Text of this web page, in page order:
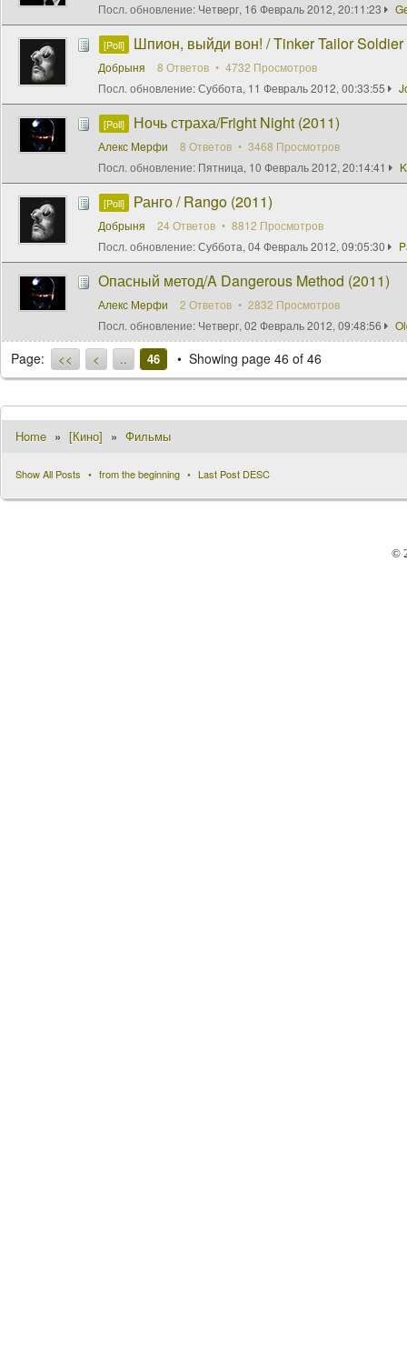
Посл. обновление: Четверг, 16 Февраль 2012, 20:11:23
[Poll] Шпион, выйди вон! / Tinker Tailor Soldier
Добрыня 8 Ответов
4732 Просмотров
Посл. обновление:Суббота, 11 Февраль 2012, 00:33:55
[Poll] Ночь страха/Fright Night (2011)
Алекс Мeрфи 8 Ответов
3468 Просмотров
Посл. обновление: Пятница, 10 Февраль 2012, 20:14:41
[Poll] Ранго / Rango (2011)
Добрыня 24 Ответов
8812 Просмотров
Посл. обновление:Суббота, 04 Февраль 2012, 09:05:30
Опасный метод/A Dangerous Method (2011)
Алекс Мeрфи 2 Ответов
2832 Просмотров
Посл. обновление: Четверг, 02 Февраль 2012, 09:48:56
Page: << < .. 46 Showing page 46 of 46
Home » [Кино] » Фильмы
Show All Posts from the beginning Last Post DESC
©